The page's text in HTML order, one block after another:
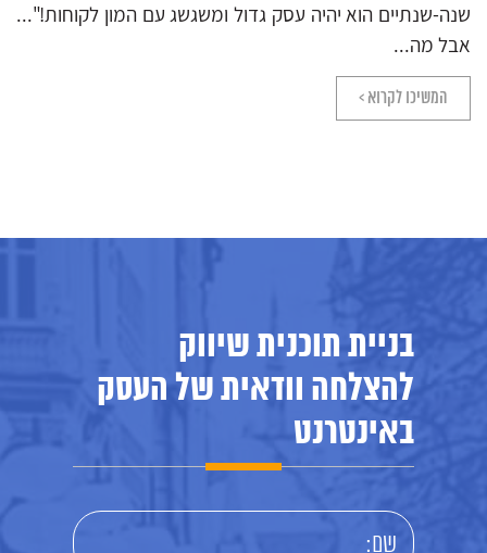
שנה-שנתיים הוא יהיה עסק גדול ומשגשג עם המון לקוחות!"...
אבל מה...
המשיכו לקרוא >
בניית תוכנית שיווק
להצלחה וודאית של העסק
באינטרנט